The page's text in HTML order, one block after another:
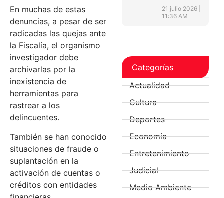
En muchas de estas
denuncias, a pesar de ser
radicadas las quejas ante
la Fiscalía, el organismo
investigador debe
archivarlas por la
inexistencia de
herramientas para
rastrear a los
delincuentes.
También se han conocido
situaciones de fraude o
suplantación en la
activación de cuentas o
créditos con entidades
21 julio 2026
11:36 AM
Categorías
Actualidad
Cultura
Deportes
Economía
Entretenimiento
Judicial
Medio Ambiente